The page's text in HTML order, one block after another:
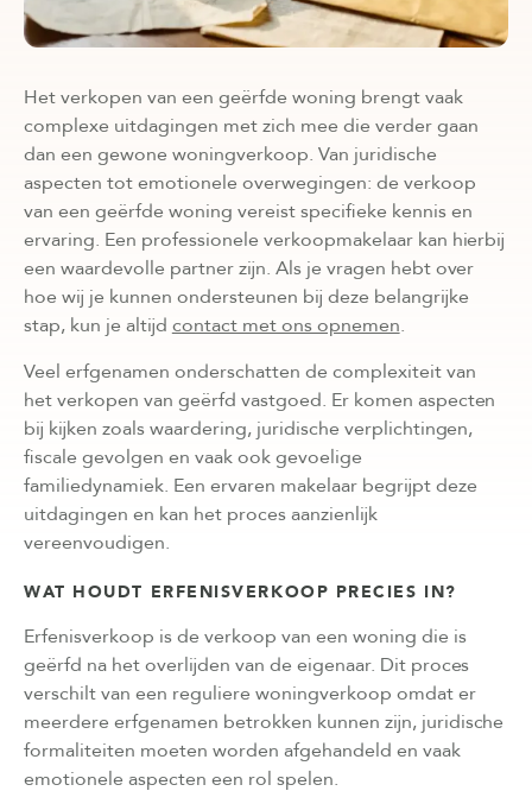
Het verkopen van een geërfde woning brengt vaak
complexe uitdagingen met zich mee die verder gaan
dan een gewone woningverkoop. Van juridische
aspecten tot emotionele overwegingen: de verkoop
van een geërfde woning vereist specifieke kennis en
ervaring. Een professionele verkoopmakelaar kan hierbij
een waardevolle partner zijn. Als je vragen hebt over
hoe wij je kunnen ondersteunen bij deze belangrijke
stap, kun je altijd contact met ons opnemen.
Veel erfgenamen onderschatten de complexiteit van
het verkopen van geërfd vastgoed. Er komen aspecten
bij kijken zoals waardering, juridische verplichtingen,
fiscale gevolgen en vaak ook gevoelige
familiedynamiek. Een ervaren makelaar begrijpt deze
uitdagingen en kan het proces aanzienlijk
vereenvoudigen.
WAT HOUDT ERFENISVERKOOP PRECIES IN?
Erfenisverkoop is de verkoop van een woning die is
geërfd na het overlijden van de eigenaar. Dit proces
verschilt van een reguliere woningverkoop omdat er
meerdere erfgenamen betrokken kunnen zijn, juridische
formaliteiten moeten worden afgehandeld en vaak
emotionele aspecten een rol spelen.